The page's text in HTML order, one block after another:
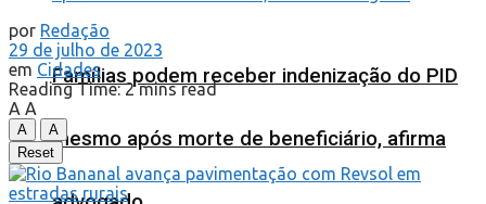
Famílias podem receber indenização do PID
mesmo após morte de beneficiário, afirma
por Redação
29 de julho de 2023
em Cidades
Reading Time: 2 mins read
A A
A
A
Reset